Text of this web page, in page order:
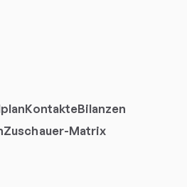
KontakteBilanzen
Zuschauer-Matrix